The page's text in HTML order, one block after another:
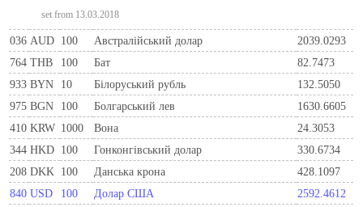
set from 13.03.2018
036 AUD 100 Австралійський долар
2039.0293
764 THB 100 Бат
82.7473
933 BYN 10 Бiлоруський рубль
132.5050
975 BGN 100 Болгарський лев
1630.6605
410 KRW 1000 Вона
24.3053
344 HKD 100 Гонконгівський долар
330.6734
208 DKK 100 Данська крона
428.1097
840 USD 100 Долар США
2592.4612